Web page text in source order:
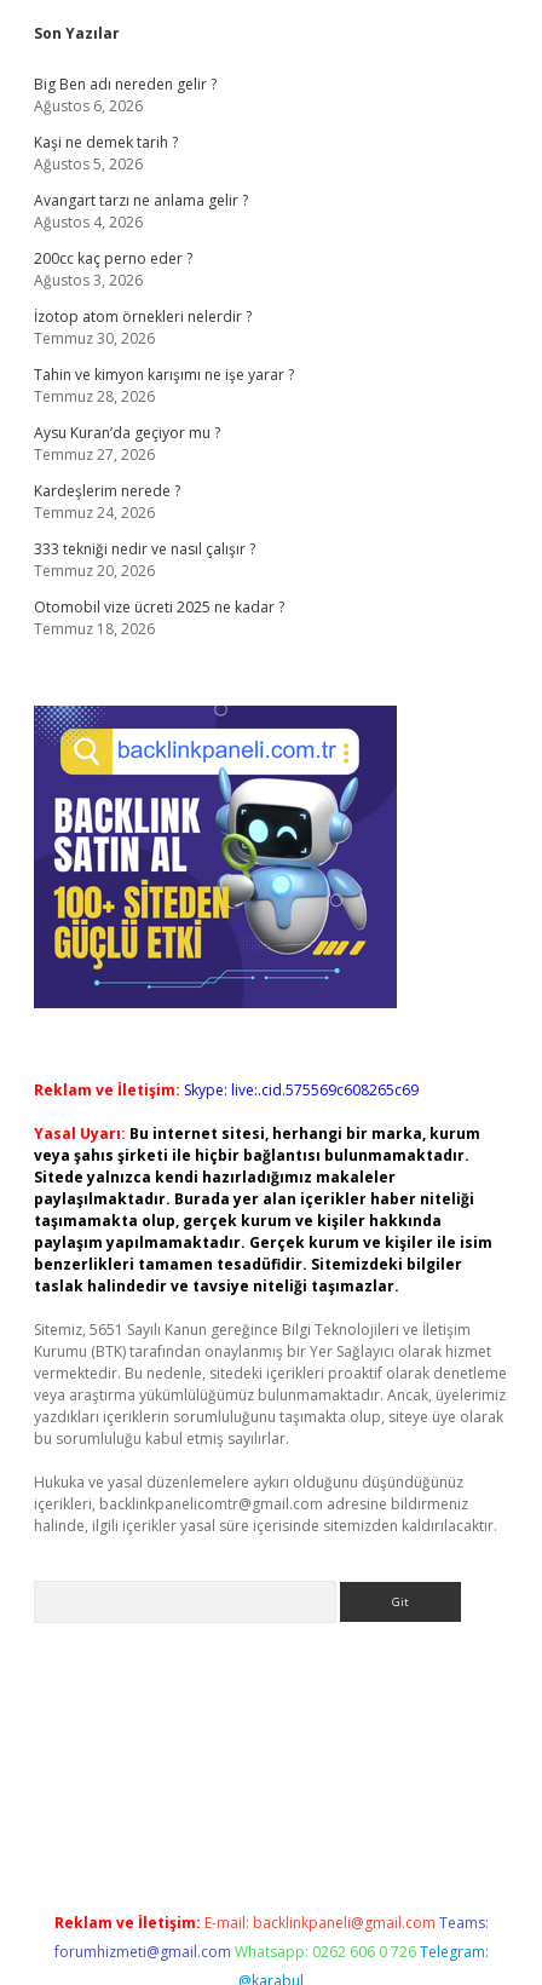
Sidebar
Son Yazılar
Big Ben adı nereden gelir ?
Ağustos 6, 2026
Kaşi ne demek tarih ?
Ağustos 5, 2026
Avangart tarzı ne anlama gelir ?
Ağustos 4, 2026
200cc kaç perno eder ?
Ağustos 3, 2026
İzotop atom örnekleri nelerdir ?
Temmuz 30, 2026
Tahin ve kimyon karışımı ne işe yarar ?
Temmuz 28, 2026
Aysu Kuran’da geçiyor mu ?
Temmuz 27, 2026
Kardeşlerim nerede ?
Temmuz 24, 2026
333 tekniği nedir ve nasıl çalışır ?
Temmuz 20, 2026
Otomobil vize ücreti 2025 ne kadar ?
Temmuz 18, 2026
Reklam ve İletişim: Skype: live:.cid.575569c608265c69
Yasal Uyarı: Bu internet sitesi, herhangi bir marka, kurum
veya şahıs şirketi ile hiçbir bağlantısı bulunmamaktadır.
Sitede yalnızca kendi hazırladığımız makaleler
paylaşılmaktadır. Burada yer alan içerikler haber niteliği
taşımamakta olup, gerçek kurum ve kişiler hakkında
paylaşım yapılmamaktadır. Gerçek kurum ve kişiler ile isim
benzerlikleri tamamen tesadüfidir. Sitemizdeki bilgiler
taslak halindedir ve tavsiye niteliği taşımazlar.
Sitemiz, 5651 Sayılı Kanun gereğince Bilgi Teknolojileri ve İletişim
Kurumu (BTK) tarafından onaylanmış bir Yer Sağlayıcı olarak hizmet
vermektedir. Bu nedenle, sitedeki içerikleri proaktif olarak denetleme
veya araştırma yükümlülüğümüz bulunmamaktadır. Ancak, üyelerimiz
yazdıkları içeriklerin sorumluluğunu taşımakta olup, siteye üye olarak
bu sorumluluğu kabul etmiş sayılırlar.
Hukuka ve yasal düzenlemelere aykırı olduğunu düşündüğünüz
içerikleri, backlinkpanelicomtr@gmail.com adresine bildirmeniz
halinde, ilgili içerikler yasal süre içerisinde sitemizden kaldırılacaktır.
Reklam ve İletişim: E-mail: backlinkpaneli@gmail.com Teams:
forumhizmeti@gmail.com Whatsapp: 0262 606 0 726 Telegram:
@karabul